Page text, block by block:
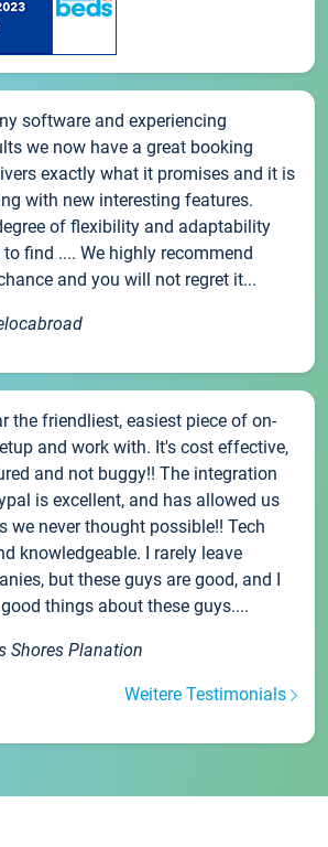
software and experiencing
we now have a great booking
exactly what it promises and it is
with new interesting features.
of flexibility and adaptability
find .... We highly recommend
and you will not regret it...
the friendliest, easiest piece of on-
and work with. It's cost effective,
and not buggy!! The integration
is excellent, and has allowed us
we never thought possible!! Tech
knowledgeable. I rarely leave
but these guys are good, and I
things about these guys....
Shores Planation
Weitere Testimonials